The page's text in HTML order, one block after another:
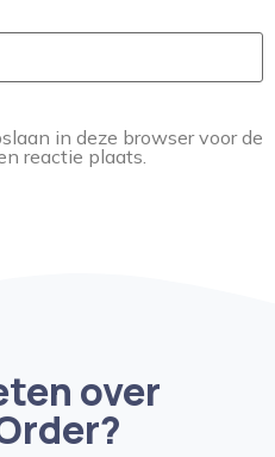
in deze browser voor de
reactie plaats.
over